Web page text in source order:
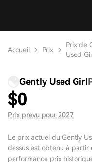
Accueil Prix
Prix de
Used
Gently Used Girl
$0
Prix prévu pour 2027
Le prix actuel du Gently
dessus est obtenu à partir
performance prix